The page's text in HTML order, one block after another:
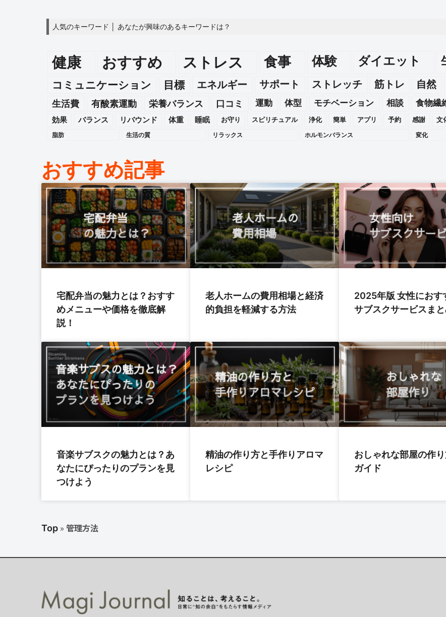
人気のキーワード │ あなたが興味のあるキーワードは？
健康 おすすめ ストレス 食事 体験 ダイエット
コミュニケーション 目標 エネルギー サポート ストレッチ 筋トレ 自然
生活費
有酸素運動 栄養バランス 口コミ 運動 体型 モチベーション 相談 食物繊
効果
バランス リバウンド 体重 睡眠 お守り スピリチュアル 浄化 簡単 アプリ 予約 感謝 文
脂肪 生活の質 リラックス ホルモンバランス 変化
おすすめ記事
宅配弁当の魅力とは？おすす
めメニューや価格を徹底解
説！
老人ホームの費用相場と経済
的負担を軽減する方法
2025年版 女性におす
サブスクサービスま
音楽サブスクの魅力とは？あ
なたにぴったりのプランを見
つけよう
精油の作り方と手作りアロマ
レシピ
おしゃれな部屋の作
ガイド
Top » 管理方法